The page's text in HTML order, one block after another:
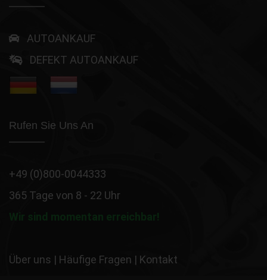
AUTOANKAUF
DEFEKT AUTOANKAUF
Rufen Sie Uns An
+49 (0)800-0044333
365 Tage von 8 - 22 Uhr
Wir sind momentan erreichbar!
Über uns | Häufige Fragen | Kontakt